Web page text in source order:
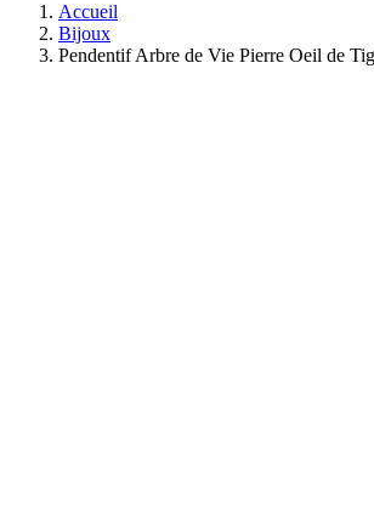
Accueil
Bijoux
Pendentif Arbre de Vie Pierre Oeil de